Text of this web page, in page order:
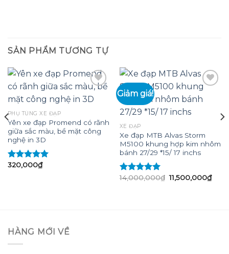
SẢN PHẨM TƯƠNG TỰ
PHỤ TÙNG XE ĐẠP
Yên xe đạp Promend có rãnh
giữa sắc màu, bề mặt công
nghệ in 3D
Được xếp
320,000₫
Giảm giá!
XE ĐẠP
Xe đạp MTB Alvas Storm
M5100 khung hợp kim nhôm
bánh 27/29 *15/ 17 inchs
Được xếp
14,000,000₫ Giá
gốc
11,500,000₫Giá
hiện
HÀNG MỚI VỀ